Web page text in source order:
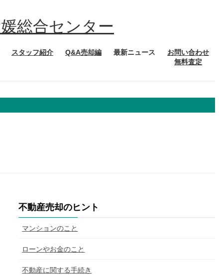
スタッフ紹介 Q&A売却編 最新ニュース
お問い合わせ
無料査定
不動産売却のヒント
マンションのこと
ローンやお金のこと
不動産に関する手続き